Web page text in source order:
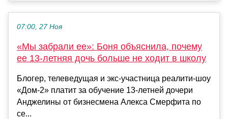
07:00, 27 Ноя
«Мы забрали ее»: Боня объяснила, почему
ее 13-летняя дочь больше не ходит в школу
Блогер, телеведущая и экс-участница реалити-шоу
«Дом-2» платит за обучение 13-летней дочери
Анджелины от бизнесмена Алекса Смерфита по
се...